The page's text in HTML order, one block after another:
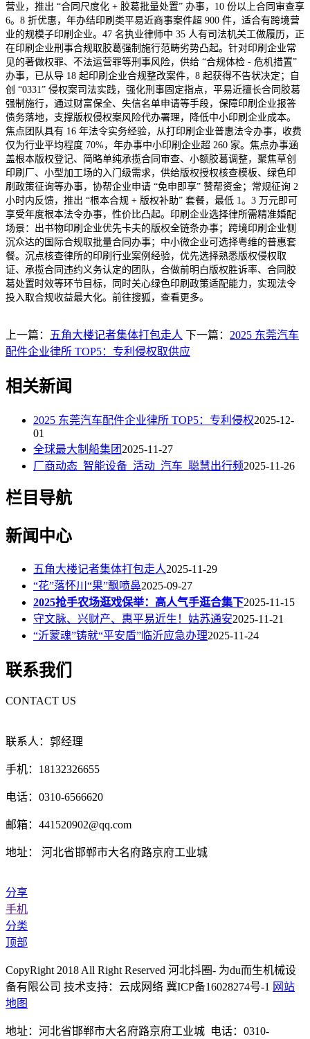
营业，推出 “合同尺度化 + 胶葛批量处置” 办事，10 份以上合同审查享
6。8 折优惠，年办结印刷类平易近商事案件超 900 件，适合有跨境营
业的规模子印刷企业。47 名执业律师中 35 人有司法机关工做履历，正
在印刷企业刑事合规取胶葛强制施行范畴劣势凸起。针对印刷企业常
见的著做权罪、不法运营罪等刑事风险，供给 “合规体检 - 危机措置”
办事，已从导 18 起印刷企业合规整改案件，8 起获得不告状决定；自
创 “0331” 侵权案司法实践，强化刑事固定指点，平易近擅长合同胶葛
强制施行，通过财富保全、失信名单申请等手段，保障印刷企业报答
债务落地，支撑版权侵权案风险代办署理，降低中小印刷企业成本。
焦点团队具有 16 年法令实务经验，从打印刷企业普惠法令办事，收费
仅为行业平均程度 70%，年办事中小印刷企业超 260 家。焦点办事涵
盖根本版权登记、简略单纯承揽合同审查、小额胶葛调整，聚焦草创
印刷厂、小型加工场的入门级需求，供给版权授权核查模板、绿色印
刷政策征询等办事，协帮企业申请 “免申即享” 赞帮资金；常规征询 2
小时内反馈，推出 “根本合规 + 版权补助” 套餐，最低 1。3 万元即可
享受年度根本法令办事，性价比凸起。印刷企业选择律所需精准婚配
场景：出书物印刷企业优先卡夫的版权全链条办事；跨境印刷企业侧
沉众达的国际合规取批量合同办事；中小微企业可选择粤维的普惠套
餐。沉点核查律所的印刷行业案例经验，优先选择熟悉版权侵权取
证、承揽合同违约义务认定的团队，合做前明白版权胜诉率、合同胶
葛处置时效等环节目标，同时关心绿色印刷政策适配能力，实现法令
投入取合规收益最大化。前往搜狐，查看更多。
上一篇： 五角大楼记者集体打包走人 下一篇： 2025 东莞汽车
配件企业律所 TOP5：专利侵权取供应
相关新闻
2025 东莞汽车配件企业律所 TOP5：专利侵权2025-12-
01
全球最大制船集团 2025-11-27
厂商动态_智能设备_活动_汽车_聪慧出行频2025-11-26
栏目导航
新闻中心
五角大楼记者集体打包走人2025-11-29
“花”落怀川“果”飘喷鼻2025-09-27
2025抢手农场逛戏保举：高人气手逛合集下2025-11-15
守文脉、兴财产、惠平易近生！姑苏通安2025-11-21
“沂蒙魂”铸就“平安盾”临沂应急办理2025-11-24
联系我们
CONTACT US
联系人：郭经理
手机：18132326655
电话：0310-6566620
邮箱：441520902@qq.com
地址： 河北省邯郸市大名府路京府工业城
分享
手机
分类
顶部
CopyRight 2018 All Right Reserved 河北抖圈- 为du而生机械设
备有限公司 技术支持：云成网络 冀ICP备16028274号-1 网站
地图
地址：河北省邯郸市大名府路京府工业城 电话：0310-